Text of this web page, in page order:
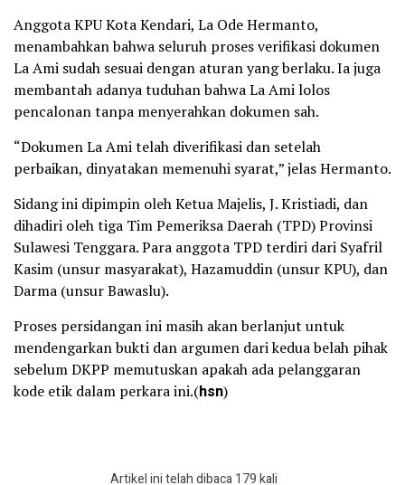
Anggota KPU Kota Kendari, La Ode Hermanto,
menambahkan bahwa seluruh proses verifikasi dokumen
La Ami sudah sesuai dengan aturan yang berlaku. Ia juga
membantah adanya tuduhan bahwa La Ami lolos
pencalonan tanpa menyerahkan dokumen sah.
“Dokumen La Ami telah diverifikasi dan setelah
perbaikan, dinyatakan memenuhi syarat,” jelas Hermanto.
Sidang ini dipimpin oleh Ketua Majelis, J. Kristiadi, dan
dihadiri oleh tiga Tim Pemeriksa Daerah (TPD) Provinsi
Sulawesi Tenggara. Para anggota TPD terdiri dari Syafril
Kasim (unsur masyarakat), Hazamuddin (unsur KPU), dan
Darma (unsur Bawaslu).
Proses persidangan ini masih akan berlanjut untuk
mendengarkan bukti dan argumen dari kedua belah pihak
sebelum DKPP memutuskan apakah ada pelanggaran
kode etik dalam perkara ini.(hsn)
Artikel ini telah dibaca 179 kali